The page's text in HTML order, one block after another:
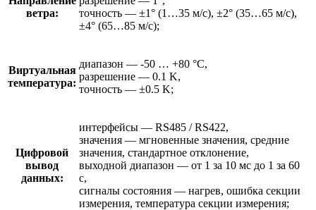
ветра:
точность — ±1° (1…35 м/с), ±2° (35…65 м/с),
±4° (65…85 м/с);
Виртуальная
температура:
диапазон — -50 … +80 °C,
разрешение — 0.1 K,
точность — ±0.5 K;
Цифровой
вывод
данных:
интерфейсы — RS485 / RS422,
значения — мгновенные значения, средние
значения, стандартное отклонение,
выходной диапазон — от 1 за 10 мс до 1 за 60
с,
сигналы состояния — нагрев, ошибка секции
измерения, температура секции измерения;